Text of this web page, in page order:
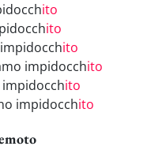
ito
ito
ito
impidocchito
ito
impidocchito